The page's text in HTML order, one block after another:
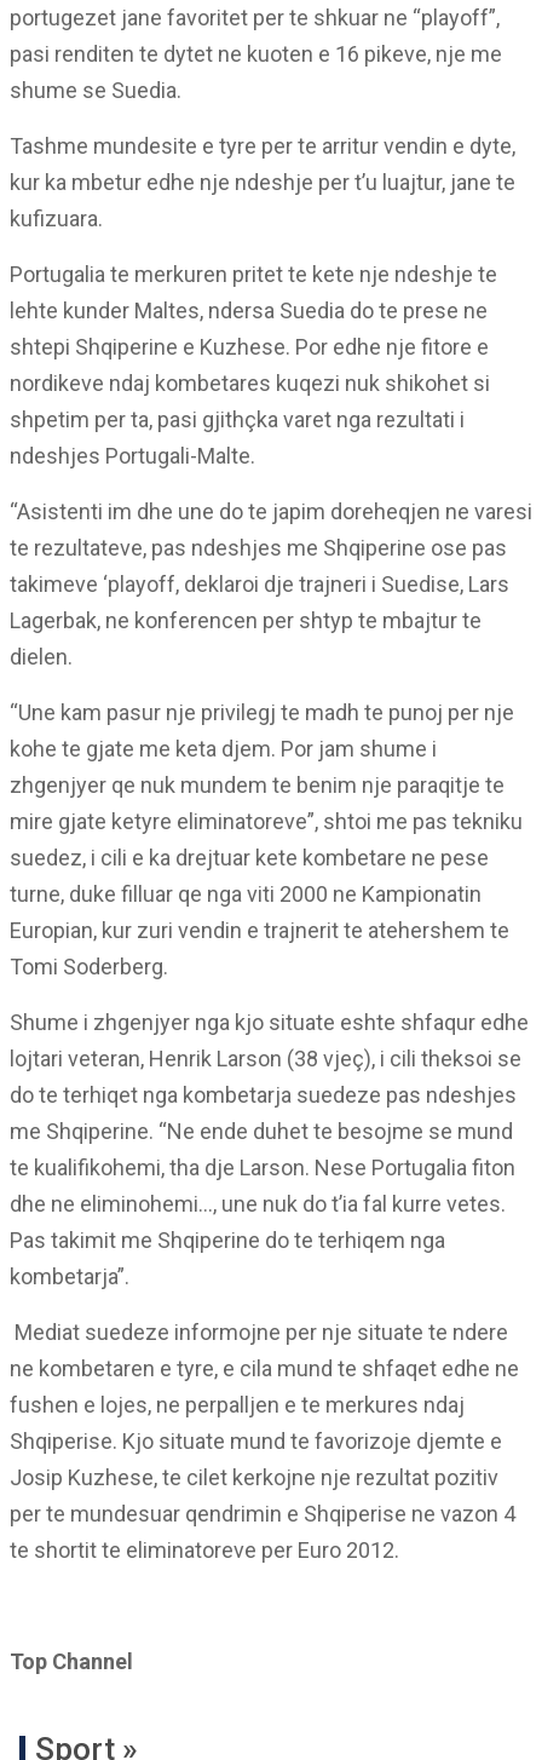
portugezet jane favoritet per te shkuar ne “playoff”,
pasi renditen te dytet ne kuoten e 16 pikeve, nje me
shume se Suedia.
Tashme mundesite e tyre per te arritur vendin e dyte,
kur ka mbetur edhe nje ndeshje per t’u luajtur, jane te
kufizuara.
Portugalia te merkuren pritet te kete nje ndeshje te
lehte kunder Maltes, ndersa Suedia do te prese ne
shtepi Shqiperine e Kuzhese. Por edhe nje fitore e
nordikeve ndaj kombetares kuqezi nuk shikohet si
shpetim per ta, pasi gjithçka varet nga rezultati i
ndeshjes Portugali-Malte.
“Asistenti im dhe une do te japim doreheqjen ne varesi
te rezultateve, pas ndeshjes me Shqiperine ose pas
takimeve ‘playoff, deklaroi dje trajneri i Suedise, Lars
Lagerbak, ne konferencen per shtyp te mbajtur te
dielen.
“Une kam pasur nje privilegj te madh te punoj per nje
kohe te gjate me keta djem. Por jam shume i
zhgenjyer qe nuk mundem te benim nje paraqitje te
mire gjate ketyre eliminatoreve”, shtoi me pas tekniku
suedez, i cili e ka drejtuar kete kombetare ne pese
turne, duke filluar qe nga viti 2000 ne Kampionatin
Europian, kur zuri vendin e trajnerit te atehershem te
Tomi Soderberg.
Shume i zhgenjyer nga kjo situate eshte shfaqur edhe
lojtari veteran, Henrik Larson (38 vjeç), i cili theksoi se
do te terhiqet nga kombetarja suedeze pas ndeshjes
me Shqiperine. “Ne ende duhet te besojme se mund
te kualifikohemi, tha dje Larson. Nese Portugalia fiton
dhe ne eliminohemi…, une nuk do t’ia fal kurre vetes.
Pas takimit me Shqiperine do te terhiqem nga
kombetarja”.
Mediat suedeze informojne per nje situate te ndere
ne kombetaren e tyre, e cila mund te shfaqet edhe ne
fushen e lojes, ne perpalljen e te merkures ndaj
Shqiperise. Kjo situate mund te favorizoje djemte e
Josip Kuzhese, te cilet kerkojne nje rezultat pozitiv
per te mundesuar qendrimin e Shqiperise ne vazon 4
te shortit te eliminatoreve per Euro 2012.
Top Channel
Sport »